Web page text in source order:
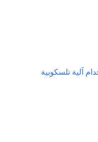
آلية تلسكوبية